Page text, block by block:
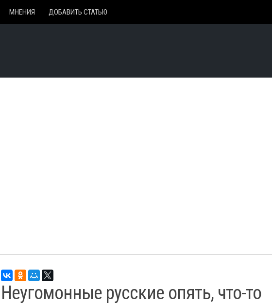
МНЕНИЯ ДОБАВИТЬ СТАТЬЮ
Неугомонные русские опять, что-то